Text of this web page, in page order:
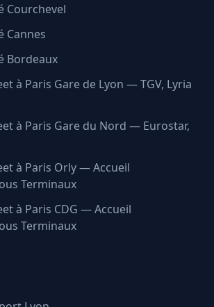
Courchevel
Cannes
Bordeaux
à Paris Gare de Lyon — TGV, Lyria
à Paris Gare du Nord — Eurostar,
à Paris Orly — Accueil
Terminaux
à Paris CDG — Accueil
Terminaux